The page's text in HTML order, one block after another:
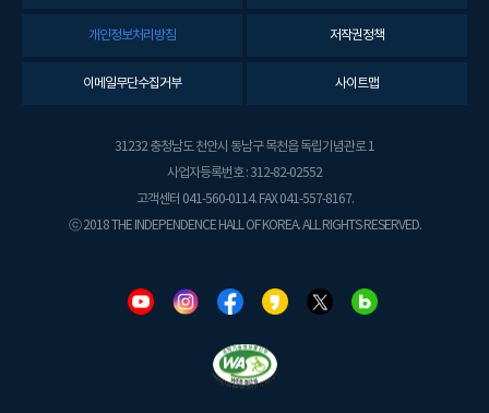
개인정보처리방침 저작권정책
이메일무단수집거부 사이트맵
31232 충청남도 천안시 동남구 목천읍 독립기념관로 1
사업자등록번호 : 312-82-02552
고객센터 041-560-0114. FAX 041-557-8167.
ⓒ 2018 THE INDEPENDENCE HALL OF KOREA. ALL RIGHTS RESERVED.